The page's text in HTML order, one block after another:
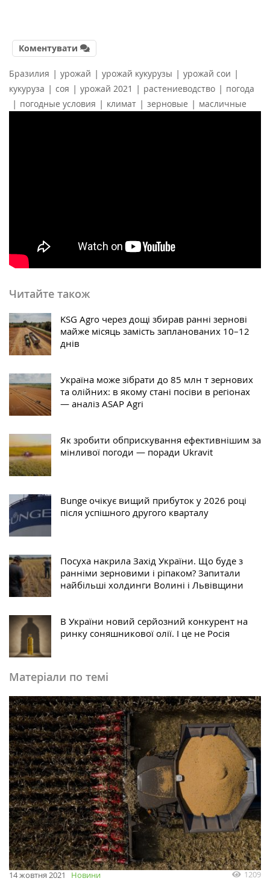
Коментувати
Бразилия | урожай | урожай кукурузы | урожай сои |
кукуруза | соя | урожай 2021 | растениеводство | погода
| погодные условия | климат | зерновые | масличные
Читайте також
KSG Agro через дощі збирав ранні зернові
майже місяць замість запланованих 10–12
днів
Україна може зібрати до 85 млн т зернових
та олійних: в якому стані посіви в регіонах
— аналіз ASAP Agri
Як зробити обприскування ефективнішим за
мінливої погоди — поради Ukravit
Bunge очікує вищий прибуток у 2026 році
після успішного другого кварталу
Посуха накрила Захід України. Що буде з
ранніми зерновими і ріпаком? Запитали
найбільші холдинги Волині і Львівщини
В України новий серйозний конкурент на
ринку соняшникової олії. І це не Росія
Матеріали по темі
14 жовтня 2021 Новини 1209